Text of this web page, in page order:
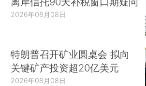
2026年08月08日
特朗普召开矿业圆桌会 拟向
关键矿产投资超20亿美元
2026年08月08日